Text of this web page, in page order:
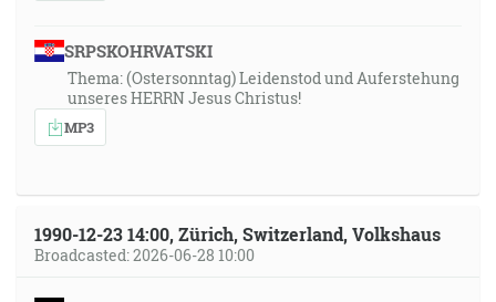
SRPSKOHRVATSKI
Thema: (Ostersonntag) Leidenstod und Auferstehung
unseres HERRN Jesus Christus!
MP3
1990-12-23 14:00, Zürich, Switzerland, Volkshaus
Broadcasted: 2026-06-28 10:00